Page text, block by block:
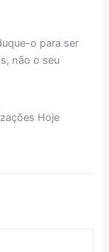
o para ser
não o seu
Hoje